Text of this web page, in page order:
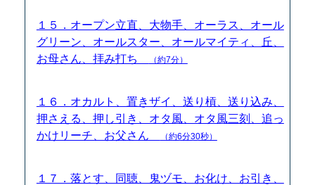
１５．オープン立直、大物手、オーラス、オール
グリーン、オールスター、オールマイティ、丘、
お母さん、拝み打ち
（約7分）
１６．オカルト、置きザイ、送り槓、送り込み、
押さえる、押し引き、オタ風、オタ風三刻、追っ
かけリーチ、お父さん
（約6分30秒）
１７．落とす、同聴、鬼ヅモ、お化け、お引き、